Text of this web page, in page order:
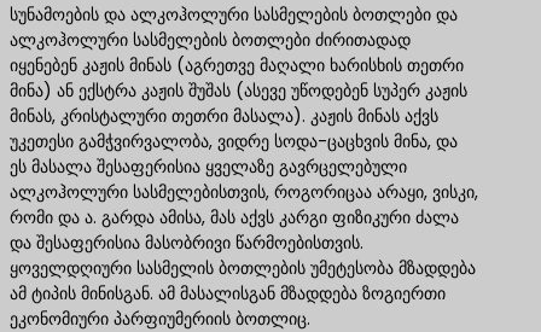
სუნამოების და ალკოჰოლური სასმელების ბოთლები და
ალკოჰოლური სასმელების ბოთლები ძირითადად
იყენებენ კაჟის მინას (აგრეთვე მაღალი ხარისხის თეთრი
მინა) ან ექსტრა კაჟის შუშას (ასევე უწოდებენ სუპერ კაჟის
მინას, კრისტალური თეთრი მასალა). კაჟის მინას აქვს
უკეთესი გამჭვირვალობა, ვიდრე სოდა-ცაცხვის მინა, და
ეს მასალა შესაფერისია ყველაზე გავრცელებული
ალკოჰოლური სასმელებისთვის, როგორიცაა არაყი, ვისკი,
რომი და ა. გარდა ამისა, მას აქვს კარგი ფიზიკური ძალა
და შესაფერისია მასობრივი წარმოებისთვის.
ყოველდღიური სასმელის ბოთლების უმეტესობა მზადდება
ამ ტიპის მინისგან. ამ მასალისგან მზადდება ზოგიერთი
ეკონომიური პარფიუმერიის ბოთლიც.